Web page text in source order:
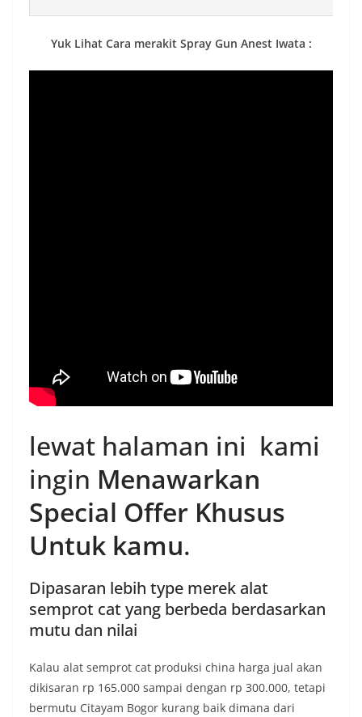
Yuk Lihat Cara merakit Spray Gun Anest Iwata :
lewat halaman ini kami
ingin Menawarkan
Special Offer Khusus
Untuk kamu.
Dipasaran lebih type merek alat
semprot cat yang berbeda berdasarkan
mutu dan nilai
Kalau alat semprot cat produksi china harga jual akan
dikisaran rp 165.000 sampai dengan rp 300.000, tetapi
bermutu Citayam Bogor kurang baik dimana dari